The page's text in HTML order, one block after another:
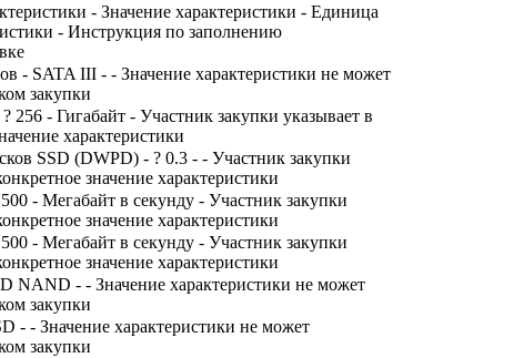
- Значение характеристики - Единица
- Инструкция по заполнению
- SATA III - - Значение характеристики не может
закупки
256 - Гигабайт - Участник закупки указывает в
характеристики
SSD (DWPD) - ? 0.3 - - Участник закупки
значение характеристики
- Мегабайт в секунду - Участник закупки
значение характеристики
- Мегабайт в секунду - Участник закупки
значение характеристики
NAND - - Значение характеристики не может
закупки
- - Значение характеристики не может
закупки